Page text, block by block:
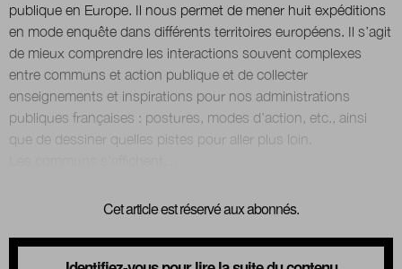
publique en Europe. Il nous permet de mener huit expéditions
en mode enquête dans différents territoires européens. Il s’agit
de mieux comprendre les interactions souvent complexes
entre communs et action publique et de collecter
enseignements et inspirations pour nos administrations
publiques françaises : postures, modes d’action, etc., ainsi
que de dessiner quelles pistes pour aller plus loin.
Cet article est réservé aux abonnés.